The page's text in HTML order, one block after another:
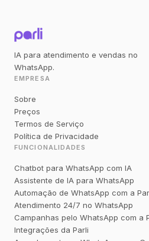
IA para atendimento e vendas no
WhatsApp.
EMPRESA
Sobre
Preços
Termos de Serviço
Política de Privacidade
FUNCIONALIDADES
Chatbot para WhatsApp com IA
Assistente de IA para WhatsApp
Automação de WhatsApp com a
Atendimento 24/7 no WhatsApp
Campanhas pelo WhatsApp com a
Integrações da Parli